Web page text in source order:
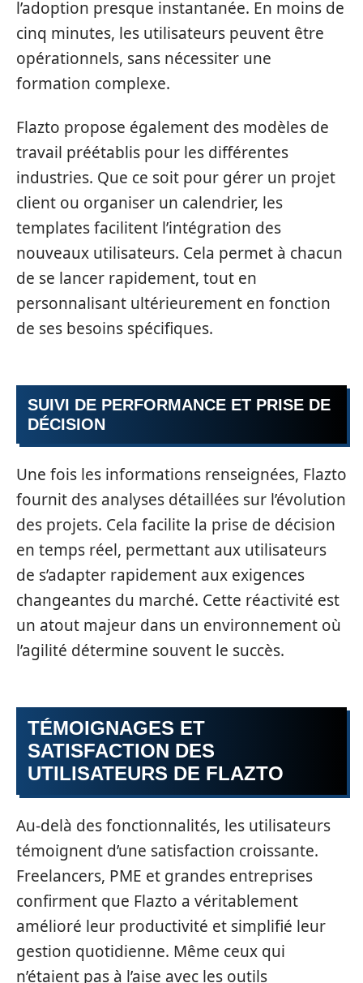
l’adoption presque instantanée. En moins de
cinq minutes, les utilisateurs peuvent être
opérationnels, sans nécessiter une
formation complexe.
Flazto propose également des modèles de
travail préétablis pour les différentes
industries. Que ce soit pour gérer un projet
client ou organiser un calendrier, les
templates facilitent l’intégration des
nouveaux utilisateurs. Cela permet à chacun
de se lancer rapidement, tout en
personnalisant ultérieurement en fonction
de ses besoins spécifiques.
SUIVI DE PERFORMANCE ET PRISE DE
DÉCISION
Une fois les informations renseignées, Flazto
fournit des analyses détaillées sur l’évolution
des projets. Cela facilite la prise de décision
en temps réel, permettant aux utilisateurs
de s’adapter rapidement aux exigences
changeantes du marché. Cette réactivité est
un atout majeur dans un environnement où
l’agilité détermine souvent le succès.
TÉMOIGNAGES ET
SATISFACTION DES
UTILISATEURS DE FLAZTO
Au-delà des fonctionnalités, les utilisateurs
témoignent d’une satisfaction croissante.
Freelancers, PME et grandes entreprises
confirment que Flazto a véritablement
amélioré leur productivité et simplifié leur
gestion quotidienne. Même ceux qui
n’étaient pas à l’aise avec les outils